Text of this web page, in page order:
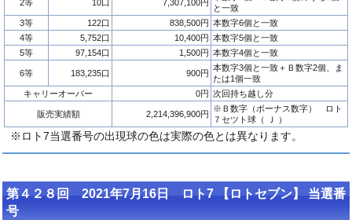
2等 10口 7,307,100円
と一致
3等
122口 838,500円 本数字6個と一致
4等
5,752口 10,400円 本数字5個と一致
5等
97,154口 1,500円 本数字4個と一致
6等 183,235口 900円
本数字3個と一致＋Ｂ数字2個、ま
たは1個一致
キャリーオーバー
0円 次回持ち越し分
販売実績額 2,214,396,900円
※Ｂ数字（ボーナス数字） ロト
７セツト球（ Ｊ ）
※ロト7当選番号の出現球の色は実際の色とは異なります。
第４２８回 2021年7月16日 ロト7 【ロトセブン】 当選番
号